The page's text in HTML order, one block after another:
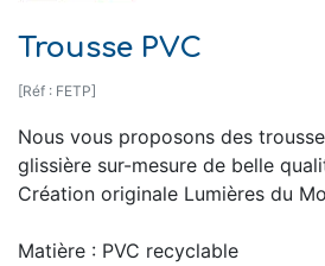
Trousse PVC
[Réf : FETP]
Nous vous proposons des
glissière sur-mesure de belle
Création originale Lumières du
Matière : PVC recyclable